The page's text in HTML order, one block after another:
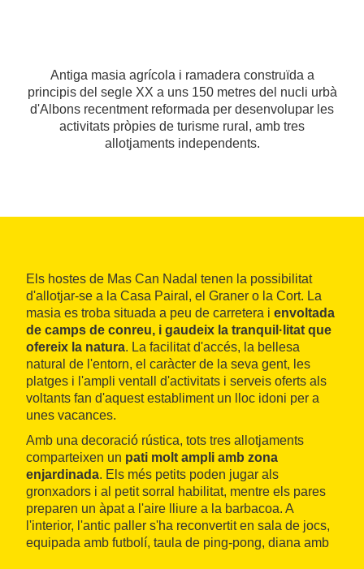
Antiga masia agrícola i ramadera construïda a
principis del segle XX a uns 150 metres del nucli urbà
d'Albons recentment reformada per desenvolupar les
activitats pròpies de turisme rural, amb tres
allotjaments independents.
Els hostes de Mas Can Nadal tenen la possibilitat
d'allotjar-se a la Casa Pairal, el Graner o la Cort. La
masia es troba situada a peu de carretera i envoltada
de camps de conreu, i gaudeix la tranquil·litat que
ofereix la natura. La facilitat d'accés, la bellesa
natural de l'entorn, el caràcter de la seva gent, les
platges i l'ampli ventall d'activitats i serveis oferts als
voltants fan d'aquest establiment un lloc idoni per a
unes vacances.
Amb una decoració rústica, tots tres allotjaments
comparteixen un pati molt ampli amb zona
enjardinada. Els més petits poden jugar als
gronxadors i al petit sorral habilitat, mentre els pares
preparen un àpat a l'aire lliure a la barbacoa. A
l'interior, l'antic paller s'ha reconvertit en sala de jocs,
equipada amb futbolí, taula de ping-pong, diana amb